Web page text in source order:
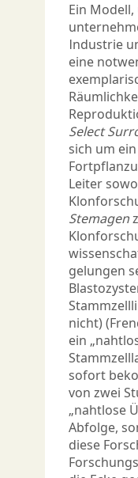
Ein
Industrie
eine
Select
sich um
Leiter
Stemagen
gelungen
nicht)
ein
sofort
von zwei
„nahtlose
Abfolge,
diese